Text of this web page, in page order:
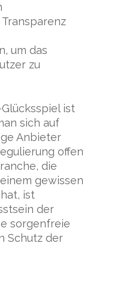
um das
zu
ist
sich auf
Anbieter
offen
die
gewissen
ist
der
sorgenfreie
Schutz der